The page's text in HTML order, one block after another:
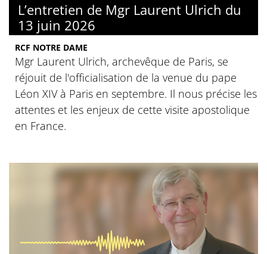
L’entretien de Mgr Laurent Ulrich du
13 juin 2026
RCF NOTRE DAME
Mgr Laurent Ulrich, archevêque de Paris, se
réjouit de l'officialisation de la venue du pape
Léon XIV à Paris en septembre. Il nous précise les
attentes et les enjeux de cette visite apostolique
en France.